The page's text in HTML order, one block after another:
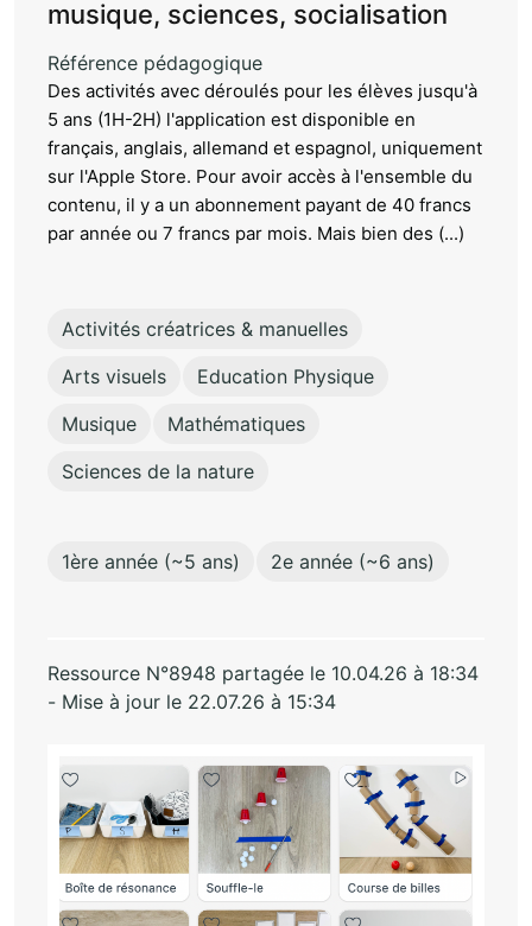
musique, sciences, socialisation
Référence pédagogique
Des activités avec déroulés pour les élèves jusqu'à
5 ans (1H-2H) l'application est disponible en
français, anglais, allemand et espagnol, uniquement
sur l'Apple Store. Pour avoir accès à l'ensemble du
contenu, il y a un abonnement payant de 40 francs
par année ou 7 francs par mois. Mais bien des (...)
Activités créatrices & manuelles
Arts visuels
Education Physique
Musique
Mathématiques
Sciences de la nature
1ère année (~5 ans) 2e année (~6 ans)
Ressource N°8948 partagée le 10.04.26 à 18:34
- Mise à jour le 22.07.26 à 15:34